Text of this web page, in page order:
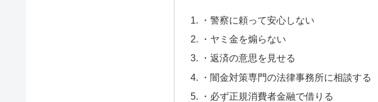
・警察に頼って安心しない
・ヤミ金を煽らない
・返済の意思を見せる
・闇金対策専門の法律事務所に相談する
・必ず正規消費者金融で借りる